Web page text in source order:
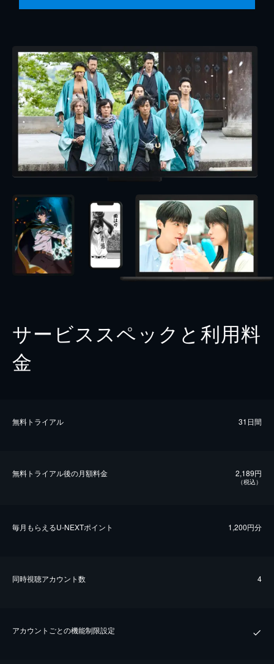
サービススペックと利用料
金
無料トライアル 31日間
無料トライアル後の⽉額料金 2,189円
（税込）
毎⽉もらえるU-NEXTポイント 1,200円分
同時視聴アカウント数 4
アカウントごとの機能制限設定